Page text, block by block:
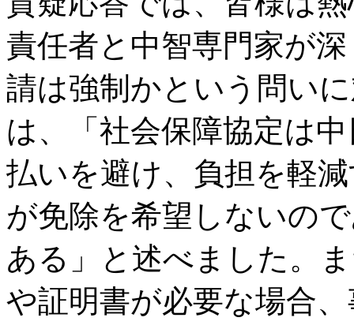
責任者と中智専門家が
請は強制かという問い
は、「社会保障協定は
払いを避け、負担を軽
が免除を希望しないの
ある」と述べました。
や証明書が必要な場合